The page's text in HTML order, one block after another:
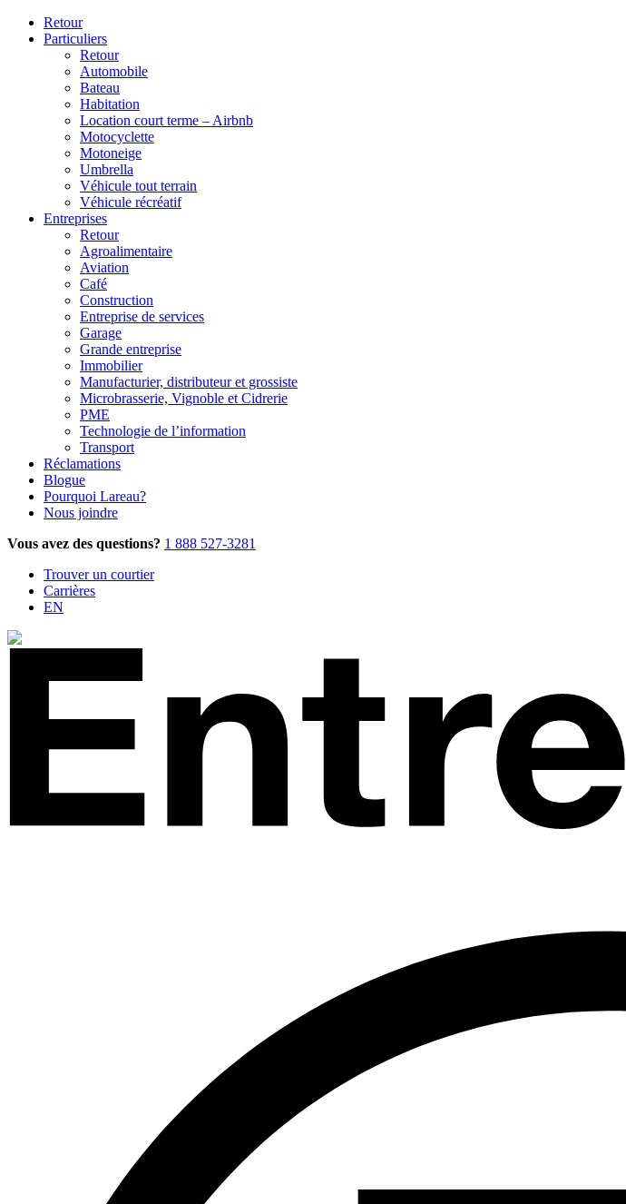
Retour
Particuliers
Retour
Automobile
Bateau
Habitation
Location court terme – Airbnb
Motocyclette
Motoneige
Umbrella
Véhicule tout terrain
Véhicule récréatif
Entreprises
Retour
Agroalimentaire
Aviation
Café
Construction
Entreprise de services
Garage
Grande entreprise
Immobilier
Manufacturier, distributeur et grossiste
Microbrasserie, Vignoble et Cidrerie
PME
Technologie de l’information
Transport
Réclamations
Blogue
Pourquoi Lareau?
Nous joindre
Vous avez des questions? 1 888 527-3281
Trouver un courtier
Carrières
EN